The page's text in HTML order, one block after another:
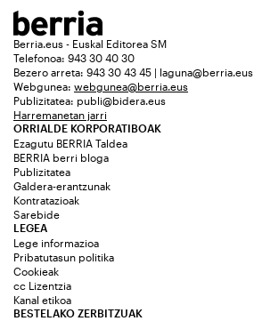
Berria.eus - Euskal Editorea SM
Telefonoa: 943 30 40 30
Bezero arreta: 943 30 43 45 | laguna@berria.eus
Webgunea: webgunea@berria.eus
Publizitatea: publi@bidera.eus
Harremanetan jarri
ORRIALDE KORPORATIBOAK
Ezagutu BERRIA Taldea
BERRIA berri bloga
Publizitatea
Galdera-erantzunak
Kontratazioak
Sarebide
LEGEA
Lege informazioa
Pribatutasun politika
Cookieak
cc Lizentzia
Kanal etikoa
BESTELAKO ZERBITZUAK